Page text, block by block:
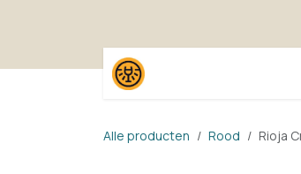
Alle producten Rood Rioja